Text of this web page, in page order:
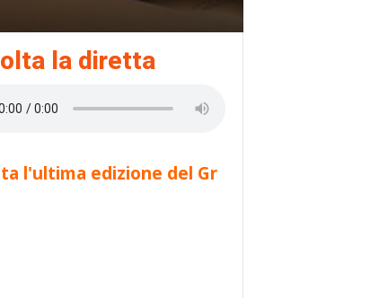
la diretta
l'ultima edizione del Gr